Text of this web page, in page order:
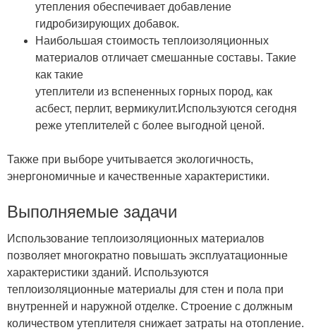
утепления обеспечивает добавление
гидробизирующих добавок.
Наибольшая стоимость теплоизоляционных
материалов отличает смешанные составы. Такие
как такие
утеплители из вспененных горных пород, как
асбест, перлит, вермикулит.Используются сегодня
реже утеплителей с более выгодной ценой.
Также при выборе учитывается экологичность,
энергономичные и качественные характеристики.
Выполняемые задачи
Использование теплоизоляционных материалов
позволяет многократно повышать эксплуатационные
характеристики зданий. Используются
теплоизоляционные материалы для стен и пола при
внутренней и наружной отделке. Строение с должным
количеством утеплителя снижает затраты на отопление.